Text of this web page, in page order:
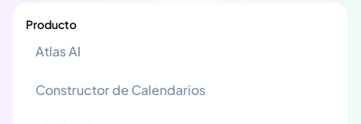
Producto
Atlas AI
Constructor de Calendarios